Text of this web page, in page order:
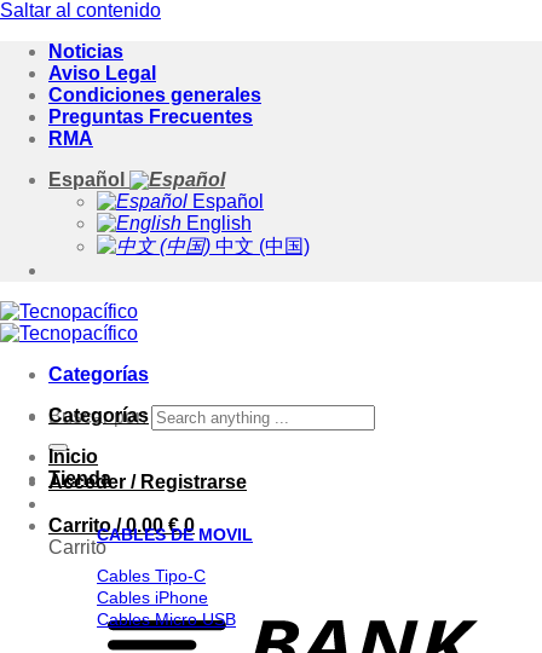
Saltar al contenido
Noticias
Aviso Legal
Condiciones generales
Preguntas Frecuentes
RMA
Español
Español
English
中文 (中国)
Categorías
Buscar por:
Acceder / Registrarse
Carrito /0.00€ 0
Carrito
Categorías
Inicio
Tienda
CABLES DE MOVIL
Cables Tipo-C
Cables iPhone
Cables Micro USB